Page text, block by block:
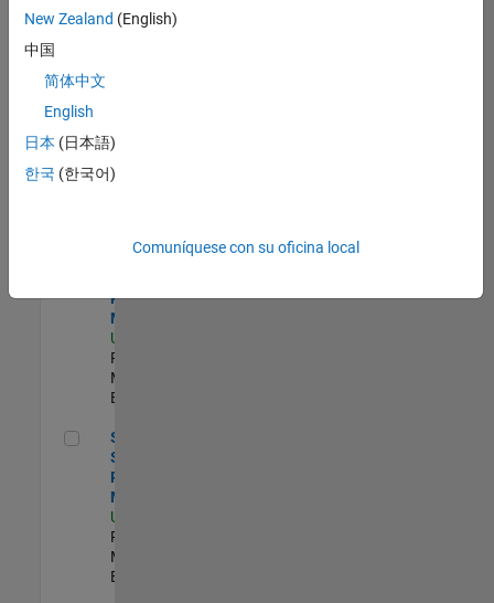
zona.
Senior Security Infrastructure Engineer
Engineer
Infrastructure
Experimentado
Program
Manager
US-MA-Natick
Program
Management |
Experimentado
Senior Software Program Manager
Senior
Software
Program
Manager
US-MA-Natick
Program
Management |
Experimentado
New Zealand (English)
中国
简体中文
English
日本 (日本語)
한국 (한국어)
Comuníquese con su oficina local